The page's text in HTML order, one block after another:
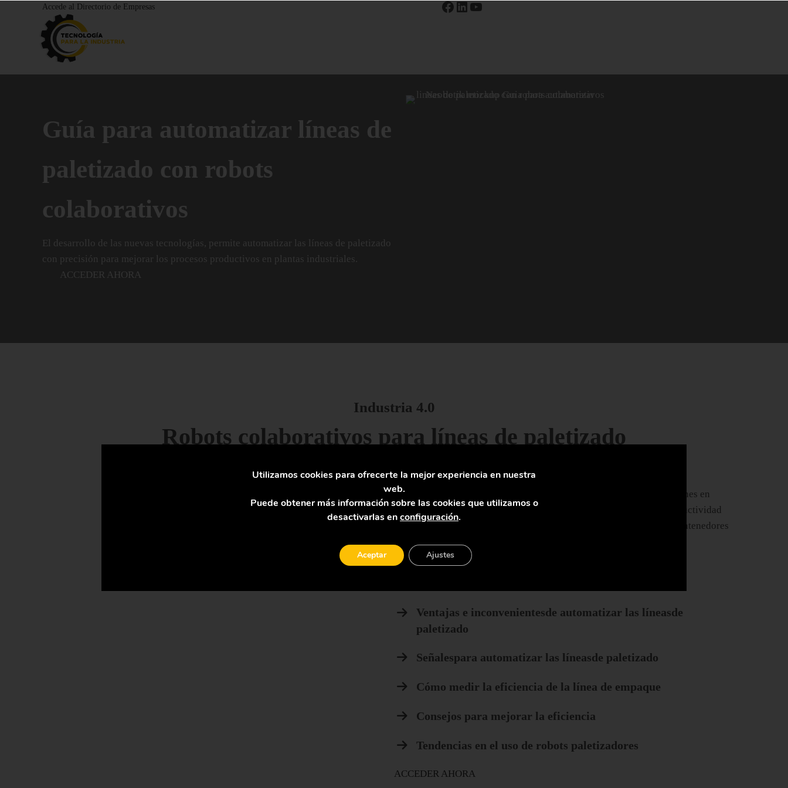
Saltar al contenido principal
Saltar a la cabecera de navegación derecha
Saltar al pie de página
Accede al Directorio de Empresas Facebook
LinkedIn
YouTube
Guía para automatizar líneas de
paletizado con robots
colaborativos
El desarrollo de las nuevas tecnologías, permite automatizar las líneas de paletizado
con precisión para mejorar los procesos productivos en plantas industriales.
ACCEDER AHORA
Industria 4.0
Robots colaborativos para líneas de paletizado
Los robots colaborativos están disponibles en diferentes configuraciones en
función de su aplicación y pueden mejorar significativamente la productividad
cuando se trata de apilar y organizar grandes cantidades de cajas o contenedores
Descubre en este ebook:
Ventajas e inconvenientesde automatizar las líneasde
paletizado
Señalespara automatizar las líneasde paletizado
Cómo medir la eficiencia de la línea de empaque
Consejos para mejorar la eficiencia
Tendencias en el uso de robots paletizadores
ACCEDER AHORA
Utilizamos cookies para ofrecerte la mejor experiencia en nuestra
web.
Puede obtener más información sobre las cookies que utilizamos o
desactivarlas enconfiguración.
Aceptar Ajustes